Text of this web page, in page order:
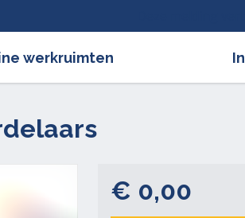
werkruimten
€ 0,00